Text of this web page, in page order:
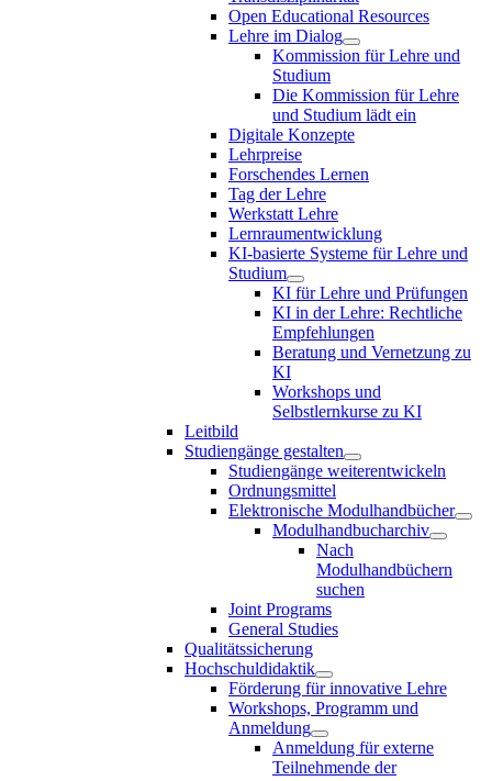
Open Educational Resources
Lehre im Dialog
Kommission für Lehre und
Studium
Die Kommission für Lehre
und Studium lädt ein
Digitale Konzepte
Lehrpreise
Forschendes Lernen
Tag der Lehre
Werkstatt Lehre
Lernraumentwicklung
KI-basierte Systeme für Lehre und
Studium
KI für Lehre und Prüfungen
KI in der Lehre: Rechtliche
Empfehlungen
Beratung und Vernetzung zu
KI
Workshops und
Selbstlernkurse zu KI
Leitbild
Studiengänge gestalten
Studiengänge weiterentwickeln
Ordnungsmittel
Elektronische Modulhandbücher
Modulhandbucharchiv
Nach
Modulhandbüchern
suchen
Joint Programs
General Studies
Qualitätssicherung
Hochschuldidaktik
Förderung für innovative Lehre
Workshops, Programm und
Anmeldung
Anmeldung für externe
Teilnehmende der